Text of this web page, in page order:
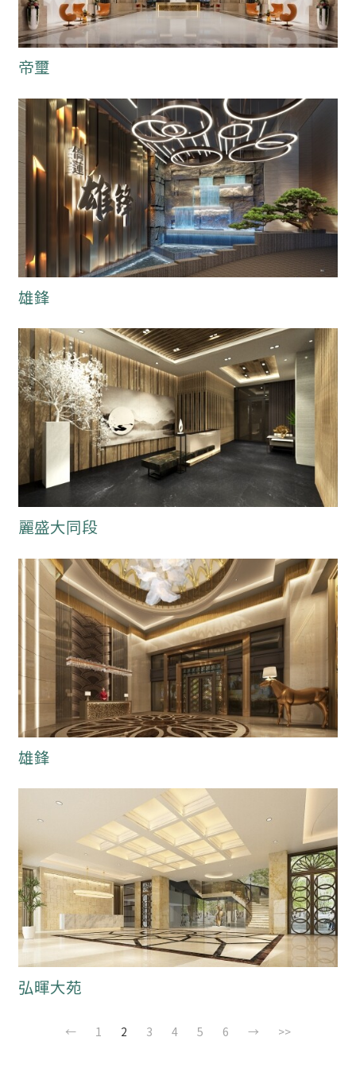
帝璽
雄鋒
麗盛大同段
雄鋒
弘暉大苑
← 1 2 3 4 5 6 → >>